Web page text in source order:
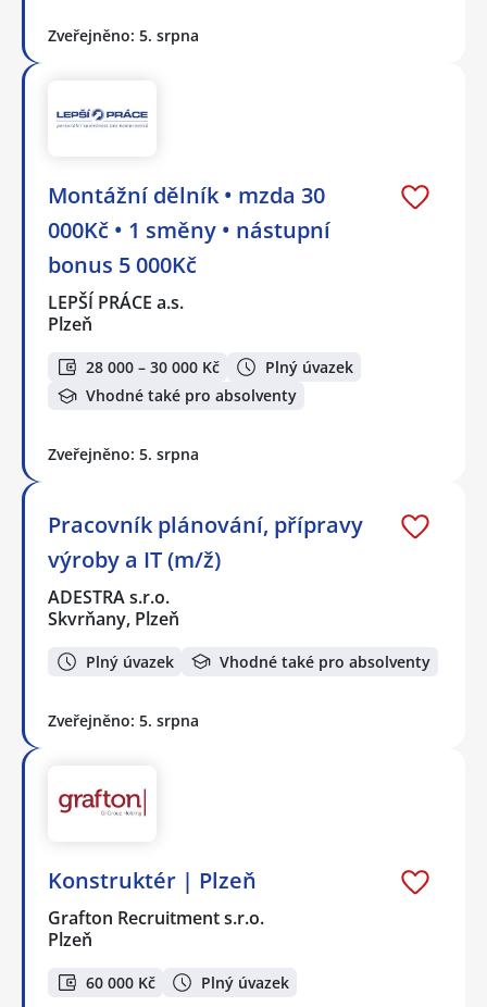
Zveřejněno: 5. srpna
Montážní dělník • mzda 30
000Kč • 1 směny • nástupní
bonus 5 000Kč
LEPŠÍ PRÁCE a.s.
Plzeň
28 000 – 30 000 Kč
Plný úvazek
Vhodné také pro absolventy
Zveřejněno: 5. srpna
Pracovník plánování, přípravy
výroby a IT (m/ž)
ADESTRA s.r.o.
Skvrňany, Plzeň
Plný úvazek Vhodné také pro absolventy
Zveřejněno: 5. srpna
Konstruktér | Plzeň
Grafton Recruitment s.r.o.
Plzeň
60 000 Kč Plný úvazek